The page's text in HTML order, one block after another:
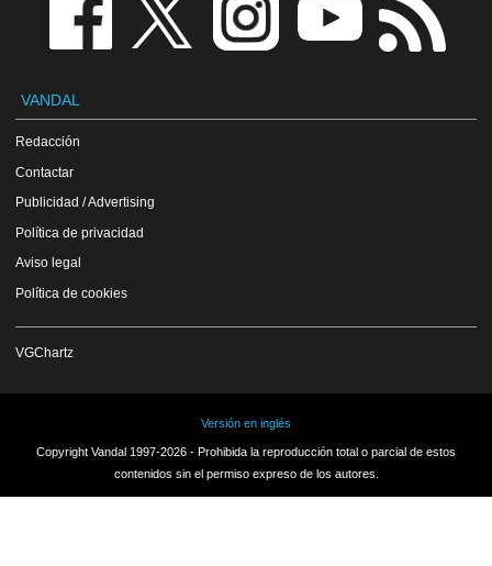
VANDAL
Redacción
Contactar
Publicidad / Advertising
Política de privacidad
Aviso legal
Política de cookies
VGChartz
Versión en inglés
Copyright Vandal 1997-2026 - Prohibida la reproducción total o parcial de estos
contenidos sin el permiso expreso de los autores.